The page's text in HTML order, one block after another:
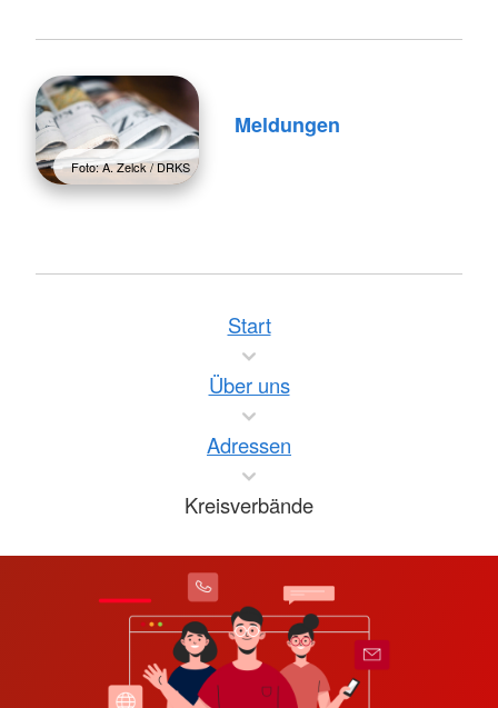
Foto: A. Zelck / DRKS
Meldungen
Start
Über uns
Adressen
Kreisverbände